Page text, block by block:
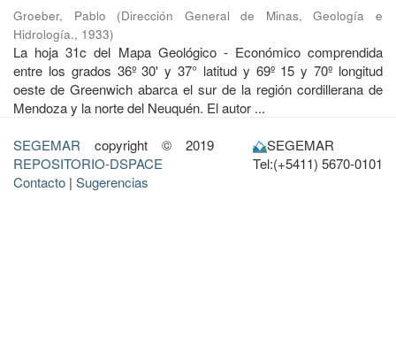
Groeber, Pablo (Dirección General de Minas, Geología e
Hidrología., 1933)
La hoja 31c del Mapa Geológico - Económico comprendida
entre los grados 36º 30' y 37° latitud y 69º 15 y 70º longitud
oeste de Greenwich abarca el sur de la región cordillerana de
Mendoza y la norte del Neuquén. El autor ...
SEGEMAR copyright © 2019
REPOSITORIO-DSPACE
Contacto | Sugerencias
SEGEMAR
Tel:(+5411) 5670-0101